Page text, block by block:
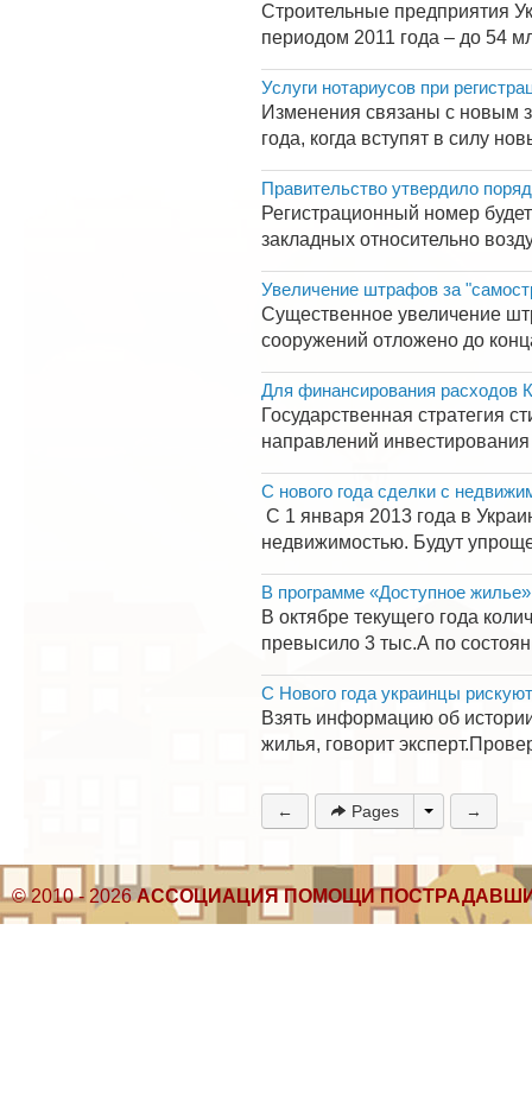
Строительные предприятия
периодом 2011 года – до 54
Услуги нотариусов при
Изменения связаны с новым
года, когда вступят в силу
Правительство утвердило
Регистрационный номер
закладных относительно
Увеличение штрафов за
Существенное увеличение
сооружений отложено до
Для финансирования расходов
Государственная стратегия
направлений
С нового года сделки с
С 1 января 2013 года в
недвижимостью. Будут
В программе «Доступное
В октябре текущего года
превысило 3 тыс.А по
С Нового года украинцы
Взять информацию об
жилья, говорит
← Pages →
© 2010 - 2026АССОЦИАЦИЯ ПОМОЩИ